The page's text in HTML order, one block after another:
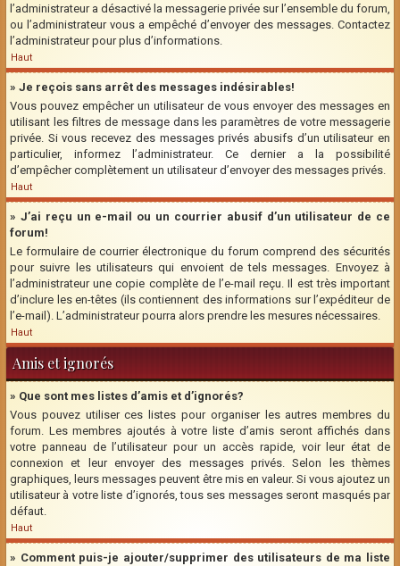
l’administrateur a désactivé la messagerie privée sur l’ensemble du forum,
ou l’administrateur vous a empêché d’envoyer des messages. Contactez
l’administrateur pour plus d’informations.
Haut
» Je reçois sans arrêt des messages indésirables!
Vous pouvez empêcher un utilisateur de vous envoyer des messages en
utilisant les filtres de message dans les paramètres de votre messagerie
privée. Si vous recevez des messages privés abusifs d’un utilisateur en
particulier, informez l’administrateur. Ce dernier a la possibilité
d’empêcher complètement un utilisateur d’envoyer des messages privés.
Haut
» J’ai reçu un e-mail ou un courrier abusif d’un utilisateur de ce
forum!
Le formulaire de courrier électronique du forum comprend des sécurités
pour suivre les utilisateurs qui envoient de tels messages. Envoyez à
l’administrateur une copie complète de l’e-mail reçu. Il est très important
d’inclure les en-têtes (ils contiennent des informations sur l’expéditeur de
l’e-mail). L’administrateur pourra alors prendre les mesures nécessaires.
Haut
Amis et ignorés
» Que sont mes listes d’amis et d’ignorés?
Vous pouvez utiliser ces listes pour organiser les autres membres du
forum. Les membres ajoutés à votre liste d’amis seront affichés dans
votre panneau de l’utilisateur pour un accès rapide, voir leur état de
connexion et leur envoyer des messages privés. Selon les thèmes
graphiques, leurs messages peuvent être mis en valeur. Si vous ajoutez un
utilisateur à votre liste d’ignorés, tous ses messages seront masqués par
défaut.
Haut
» Comment puis-je ajouter/supprimer des utilisateurs de ma liste